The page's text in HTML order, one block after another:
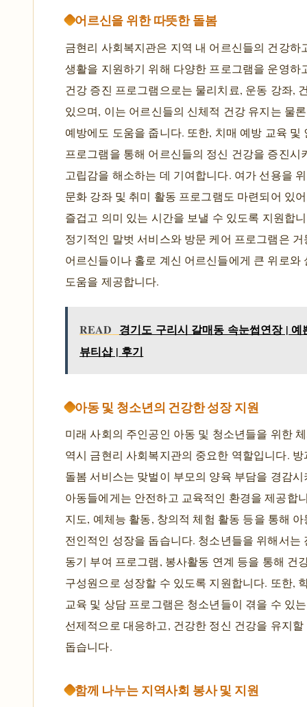
어르신을 위한 따뜻한 돌봄
금현리 사회복지관은 지역 내 어르신들의 건강하
생활을 지원하기 위해 다양한 프로그램을 운영하
건강 증진 프로그램으로는 물리치료, 운동 강좌,
있으며, 이는 어르신들의 신체적 건강 유지는 물
예방에도 도움을 줍니다. 또한, 치매 예방 교육 및
프로그램을 통해 어르신들의 정신 건강을 증진시
고립감을 해소하는 데 기여합니다. 여가 선용을
문화 강좌 및 취미 활동 프로그램도 마련되어 있
즐겁고 의미 있는 시간을 보낼 수 있도록 지원합
정기적인 말벗 서비스와 방문 케어 프로그램은
어르신들이나 홀로 계신 어르신들에게 큰 위로와
도움을 제공합니다.
READ 경기도 구리시 갈매동 속눈썹연장 | 예
뷰티샵 | 후기
아동 및 청소년의 건강한 성장 지원
미래 사회의 주인공인 아동 및 청소년들을 위한
역시 금현리 사회복지관의 중요한 역할입니다.
돌봄 서비스는 맞벌이 부모의 양육 부담을 경감시
아동들에게는 안전하고 교육적인 환경을 제공합
지도, 예체능 활동, 창의적 체험 활동 등을 통해
전인적인 성장을 돕습니다. 청소년들을 위해서는
동기 부여 프로그램, 봉사활동 연계 등을 통해 건
구성원으로 성장할 수 있도록 지원합니다. 또한,
교육 및 상담 프로그램은 청소년들이 겪을 수 있
선제적으로 대응하고, 건강한 정신 건강을 유지
돕습니다.
함께 나누는 지역사회 봉사 및 지원